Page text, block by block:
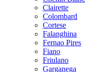
Clairette
Colombard
Cortese
Falanghina
Fernao Pires
Fiano
Friulano
Garganega